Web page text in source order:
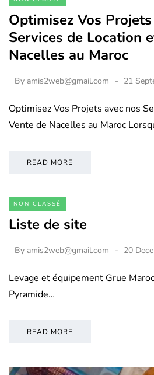
Optimisez Vos
Services de Location
Nacelles au Maroc
By amis2web@gmail.com 21
Optimisez Vos Projets avec nos
Vente de Nacelles au Maroc
READ MORE
NON CLASSÉ
Liste de site
By amis2web@gmail.com 20
Levage et équipement Grue
Pyramide…
READ MORE